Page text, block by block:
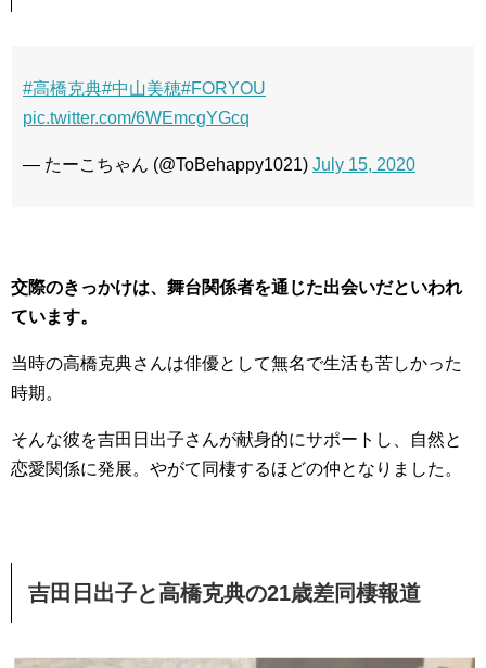
#高橋克典#中山美穂#FORYOU
pic.twitter.com/6WEmcgYGcq
— たーこちゃん (@ToBehappy1021) July 15, 2020
交際のきっかけは、舞台関係者を通じた出会いだといわれ
ています。
当時の高橋克典さんは俳優として無名で生活も苦しかった
時期。
そんな彼を吉田日出子さんが献身的にサポートし、自然と
恋愛関係に発展。やがて同棲するほどの仲となりました。
吉田日出子と高橋克典の21歳差同棲報道